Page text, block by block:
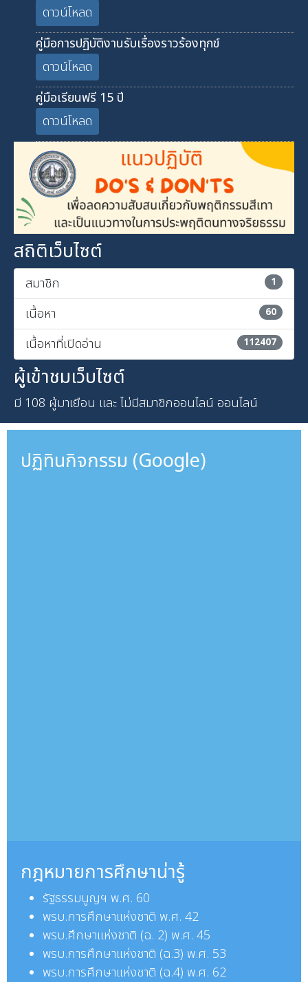
ดาวน์โหลด
คู่มือการปฏิบัติงานรับเรื่องราวร้องทุกข์
ดาวน์โหลด
คู่มือเรียนฟรี 15 ปี
ดาวน์โหลด
สถิติเว็บไซต์
สมาชิก 1
เนื้อหา 60
เนื้อหาที่เปิดอ่าน 112407
ผู้เข้าชมเว็บไซต์
มี 108 ผู้มาเยือน และ ไม่มีสมาชิกออนไลน์ ออนไลน์
ปฏิทินกิจกรรม (Google)
กฎหมายการศึกษาน่ารู้
รัฐธรรมนูญฯ พ.ศ. 60
พรบ.การศึกษาแห่งชาติ พ.ศ. 42
พรบ.ศึกษาแห่งชาติ (ฉ. 2) พ.ศ. 45
พรบ.การศึกษาแห่งชาติ (ฉ.3) พ.ศ. 53
พรบ.การศึกษาแห่งชาติ (ฉ.4) พ.ศ. 62